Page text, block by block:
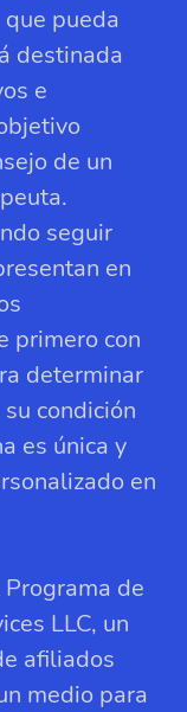
pueda
destinada
e
de un
seguir
en
primero con
determinar
condición
es única y
en
de
LLC, un
afiliados
medio para